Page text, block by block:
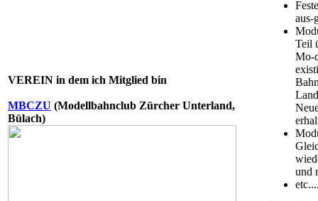
VEREIN in dem ich Mitglied bin
MBCZU (Modellbahnclub Zürcher Unterland,
Bülach)
aus-
Teil
Mo-
und